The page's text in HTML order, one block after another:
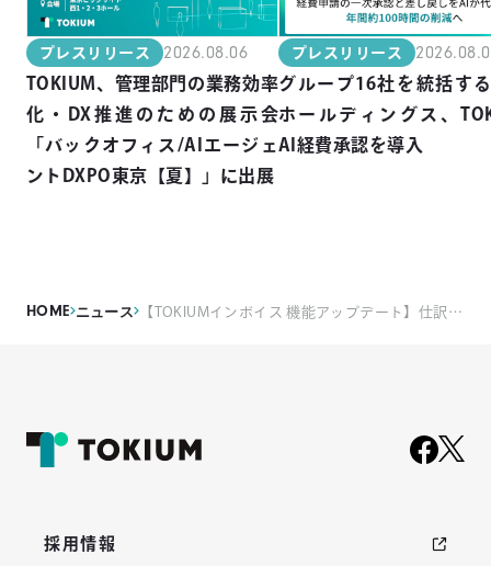
プレスリリース 2026.08.06
TOKIUM、管理部門の業務効率
化・DX推進のための展示会
「バックオフィス/AIエージェ
ントDXPO東京【夏】」に出展
プレスリリース
グループ16社を統括す
ホールディングス、
AI経費承認を導入
HOME ニュース 【TOKIUMインボイス 機能アップデート】仕訳データ定期出力の自動化
採用情報